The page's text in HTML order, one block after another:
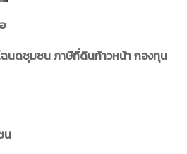
นดชุมชน ภาษีที่ดินก้าวหน้า กองทุน
น